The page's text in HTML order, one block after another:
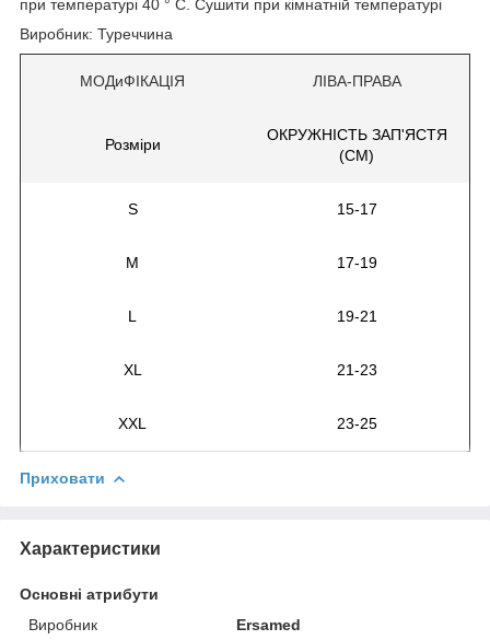
при температурі 40 ° C. Сушити при кімнатній температурі
Виробник: Туреччина
МОДиФІКАЦІЯ ЛІВА-ПРАВА
Розміри
ОКРУЖНІСТЬ ЗАП'ЯСТЯ
(CM)
S 15-17
M 17-19
L 19-21
XL 21-23
XXL 23-25
Приховати
Характеристики
Основні атрибути
Виробник
Ersamed